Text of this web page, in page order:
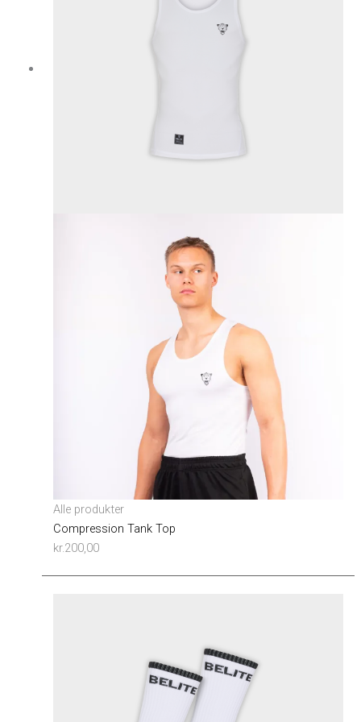
Alle produkter
Compression Tank Top
kr.200,00